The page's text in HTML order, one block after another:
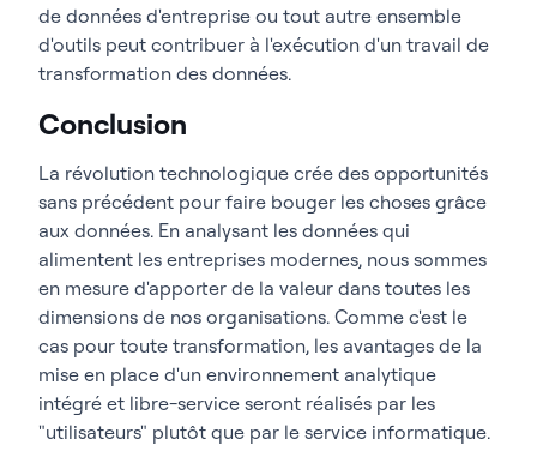
de données d'entreprise ou tout autre ensemble
d'outils peut contribuer à l'exécution d'un travail de
transformation des données.
Conclusion
La révolution technologique crée des opportunités
sans précédent pour faire bouger les choses grâce
aux données. En analysant les données qui
alimentent les entreprises modernes, nous sommes
en mesure d'apporter de la valeur dans toutes les
dimensions de nos organisations. Comme c'est le
cas pour toute transformation, les avantages de la
mise en place d'un environnement analytique
intégré et libre-service seront réalisés par les
"utilisateurs" plutôt que par le service informatique.